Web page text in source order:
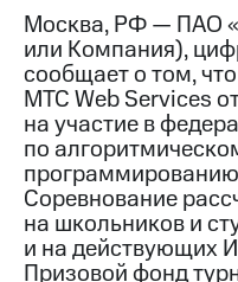
Контакты
Медиа-центр
Пресс-
релизы
МТС
о технологиях
Достижения
Интервью
Москва, РФ — ПАО
или Компания),
сообщает о том,
МТС Web Services
на участие в
по
Соревнование
на школьников и
и на действующих
Призовой фонд